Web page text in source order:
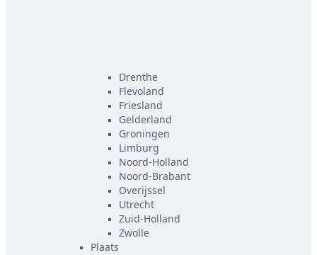
Drenthe
Flevoland
Friesland
Gelderland
Groningen
Limburg
Noord-Holland
Noord-Brabant
Overijssel
Utrecht
Zuid-Holland
Zwolle
Plaats